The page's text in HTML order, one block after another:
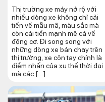
Thị trường xe máy nở rộ với
nhiều dòng xe không chỉ cải
tiến về mẫu mã, màu sắc mà
còn cải tiến mạnh mẽ cả về
động cơ. Đi song song với
những dòng xe bán chạy trên
thị trường, xe côn tay chính là
điểm nhấn của xu thế thời đại
mà các […]